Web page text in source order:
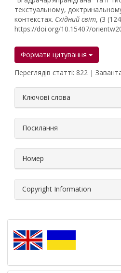
текстуальному,
контекстах. Східний світ, (3
https://doi.org/10.15407/
Формати цитування
Переглядів статті: 822 |
Ключові слова
Посилання
Номер
Copyright Information